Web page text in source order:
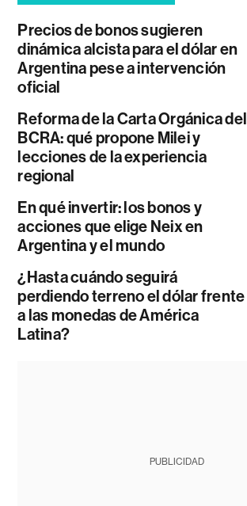
Precios de bonos sugieren
dinámica alcista para el dólar en
Argentina pese a intervención
oficial
Reforma de la Carta Orgánica del
BCRA: qué propone Milei y
lecciones de la experiencia
regional
En qué invertir: los bonos y
acciones que elige Neix en
Argentina y el mundo
¿Hasta cuándo seguirá
perdiendo terreno el dólar frente
a las monedas de América
Latina?
PUBLICIDAD